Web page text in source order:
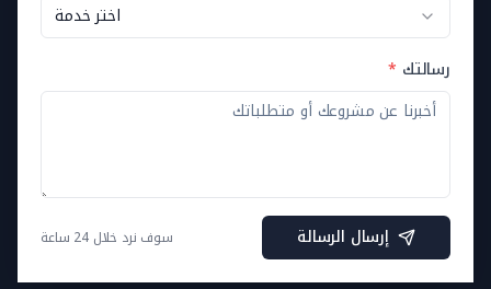
اختر خدمة
رسالتك *
إرسال الرسالة سوف نرد خلال 24 ساعة